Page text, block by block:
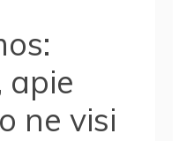
apie
ne visi